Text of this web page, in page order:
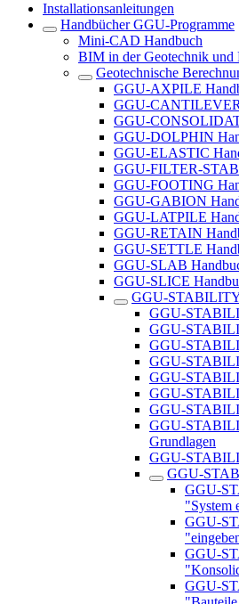
Installationsanleitungen
Handbücher GGU-Programme
Mini-CAD Handbuch
BIM in der Geotechnik
Geotechnische
GGU-AXPILE
GGU-
GGU-
GGU-DOLPHIN
GGU-ELASTIC
GGU-FILTER-
GGU-FOOTING
GGU-GABION
GGU-LATPILE
GGU-RETAIN
GGU-SETTLE
GGU-SLAB
GGU-SLICE
GGU-
GGU-
GGU-
GGU-
GGU-
GGU-
GGU-
GGU-
GGU-
Grundlagen
GGU-
GGU-
GGU-
"System
GGU-
GGU-
GGU-